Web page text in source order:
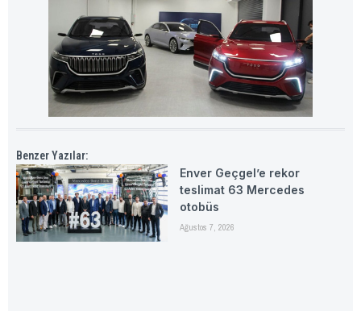
Benzer Yazılar:
Enver Geçgel’e rekor
teslimat 63 Mercedes
otobüs
Ağustos 7, 2026